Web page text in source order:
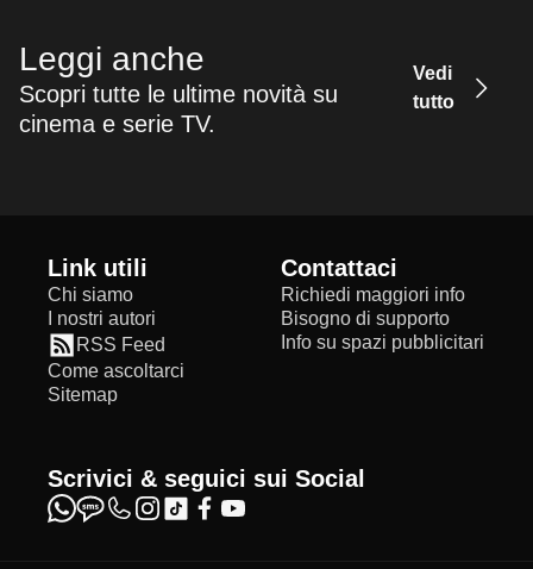
Leggi anche
Scopri tutte le ultime novità su
cinema e serie TV.
Vedi
tutto
Link utili
Chi siamo
I nostri autori
RSS Feed
Come ascoltarci
Sitemap
Contattaci
Richiedi maggiori info
Bisogno di supporto
Info su spazi pubblicitari
Scrivici & seguici sui Social